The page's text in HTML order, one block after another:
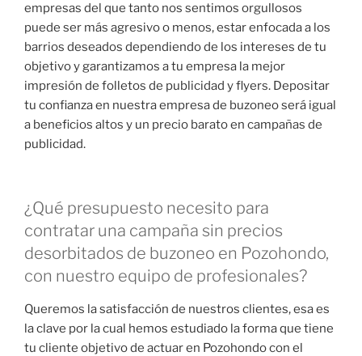
empresas del que tanto nos sentimos orgullosos
puede ser más agresivo o menos, estar enfocada a los
barrios deseados dependiendo de los intereses de tu
objetivo y garantizamos a tu empresa la mejor
impresión de folletos de publicidad y flyers. Depositar
tu confianza en nuestra empresa de buzoneo será igual
a beneficios altos y un precio barato en campañas de
publicidad.
¿Qué presupuesto necesito para
contratar una campaña sin precios
desorbitados de buzoneo en Pozohondo,
con nuestro equipo de profesionales?
Queremos la satisfacción de nuestros clientes, esa es
la clave por la cual hemos estudiado la forma que tiene
tu cliente objetivo de actuar en Pozohondo con el